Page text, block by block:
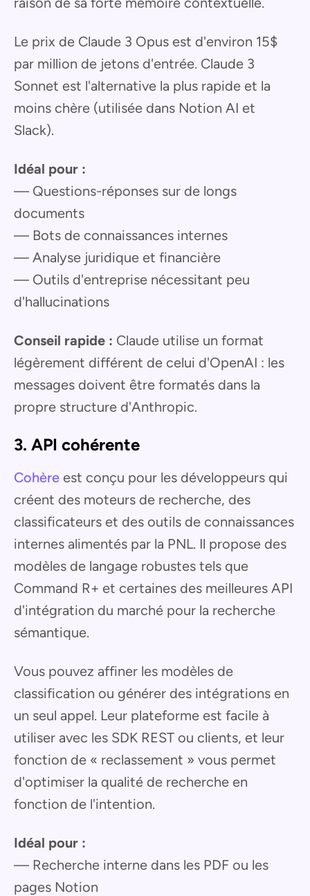
Le prix de Claude 3 Opus est d'environ 15$
par million de jetons d'entrée. Claude 3
Sonnet est l'alternative la plus rapide et la
moins chère (utilisée dans Notion AI et
Slack).
Idéal pour :
— Questions-réponses sur de longs
documents
— Bots de connaissances internes
— Analyse juridique et financière
— Outils d'entreprise nécessitant peu
d'hallucinations
Conseil rapide : Claude utilise un format
légèrement différent de celui d'OpenAI : les
messages doivent être formatés dans la
propre structure d'Anthropic.
3. API cohérente
Cohère est conçu pour les développeurs qui
créent des moteurs de recherche, des
classificateurs et des outils de connaissances
internes alimentés par la PNL. Il propose des
modèles de langage robustes tels que
Command R+ et certaines des meilleures API
d'intégration du marché pour la recherche
sémantique.
Vous pouvez affiner les modèles de
classification ou générer des intégrations en
un seul appel. Leur plateforme est facile à
utiliser avec les SDK REST ou clients, et leur
fonction de « reclassement » vous permet
d'optimiser la qualité de recherche en
fonction de l'intention.
Idéal pour :
— Recherche interne dans les PDF ou les
pages Notion